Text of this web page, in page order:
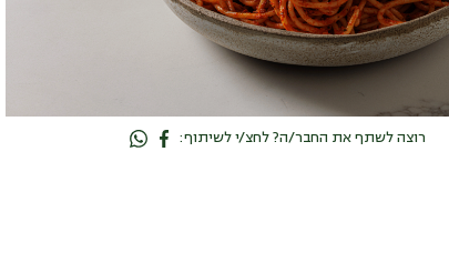
רוצה לשתף את החבר/ה? לחצ/י לשיתוף: